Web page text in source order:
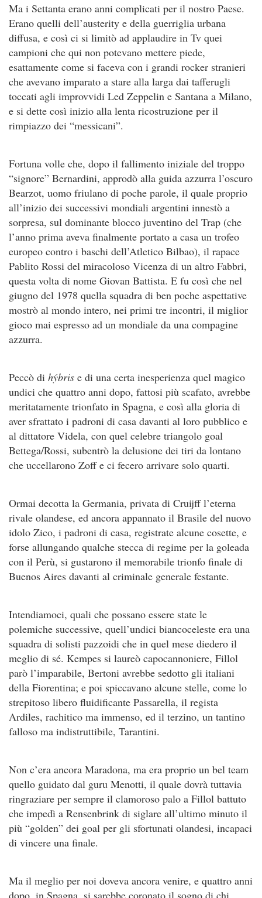
Ma i Settanta erano anni complicati per il nostro Paese.
Erano quelli dell’austerity e della guerriglia urbana
diffusa, e così ci si limitò ad applaudire in Tv quei
campioni che qui non potevano mettere piede,
esattamente come si faceva con i grandi rocker stranieri
che avevano imparato a stare alla larga dai tafferugli
toccati agli improvvidi Led Zeppelin e Santana a Milano,
e si dette così inizio alla lenta ricostruzione per il
rimpiazzo dei “messicani”.
Fortuna volle che, dopo il fallimento iniziale del troppo
“signore” Bernardini, approdò alla guida azzurra l’oscuro
Bearzot, uomo friulano di poche parole, il quale proprio
all’inizio dei successivi mondiali argentini innestò a
sorpresa, sul dominante blocco juventino del Trap (che
l’anno prima aveva finalmente portato a casa un trofeo
europeo contro i baschi dell’Atletico Bilbao), il rapace
Pablito Rossi del miracoloso Vicenza di un altro Fabbri,
questa volta di nome Giovan Battista. E fu così che nel
giugno del 1978 quella squadra di ben poche aspettative
mostrò al mondo intero, nei primi tre incontri, il miglior
gioco mai espresso ad un mondiale da una compagine
azzurra.
Peccò di hýbris e di una certa inesperienza quel magico
undici che quattro anni dopo, fattosi più scafato, avrebbe
meritatamente trionfato in Spagna, e così alla gloria di
aver sfrattato i padroni di casa davanti al loro pubblico e
al dittatore Videla, con quel celebre triangolo goal
Bettega/Rossi, subentrò la delusione dei tiri da lontano
che uccellarono Zoff e ci fecero arrivare solo quarti.
Ormai decotta la Germania, privata di Cruijff l’eterna
rivale olandese, ed ancora appannato il Brasile del nuovo
idolo Zico, i padroni di casa, registrate alcune cosette, e
forse allungando qualche stecca di regime per la goleada
con il Perù, si gustarono il memorabile trionfo finale di
Buenos Aires davanti al criminale generale festante.
Intendiamoci, quali che possano essere state le
polemiche successive, quell’undici biancoceleste era una
squadra di solisti pazzoidi che in quel mese diedero il
meglio di sé. Kempes si laureò capocannoniere, Fillol
parò l’imparabile, Bertoni avrebbe sedotto gli italiani
della Fiorentina; e poi spiccavano alcune stelle, come lo
strepitoso libero fluidificante Passarella, il regista
Ardiles, rachitico ma immenso, ed il terzino, un tantino
falloso ma indistruttibile, Tarantini.
Non c’era ancora Maradona, ma era proprio un bel team
quello guidato dal guru Menotti, il quale dovrà tuttavia
ringraziare per sempre il clamoroso palo a Fillol battuto
che impedì a Rensenbrink di siglare all’ultimo minuto il
più “golden” dei goal per gli sfortunati olandesi, incapaci
di vincere una finale.
Ma il meglio per noi doveva ancora venire, e quattro anni
dopo, in Spagna, si sarebbe coronato il sogno di chi,